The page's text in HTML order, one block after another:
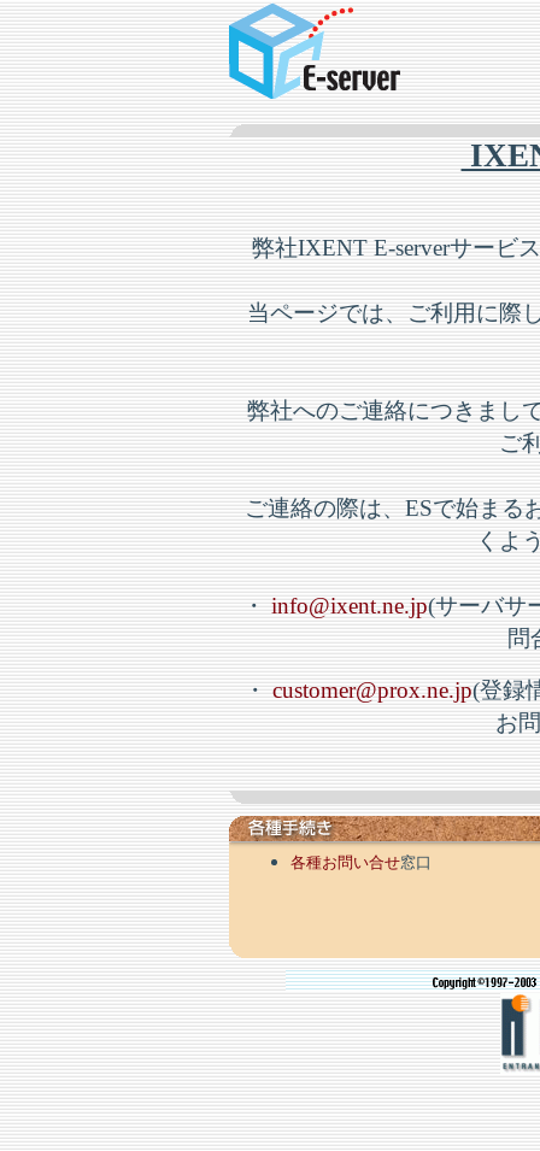
弊社IXENT E-serverサービ
当ページでは、ご利用に際
弊社へのご連絡につきまし
ご
ご連絡の際は、ESで始まる
くよ
・info@ixent.ne.jp(サーバサ
問
・customer@prox.ne.jp(登録
お
各種お問い合せ窓口